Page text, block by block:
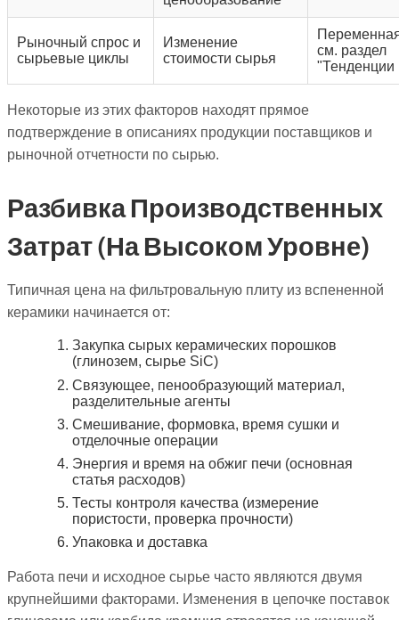
Рыночный спрос и
сырьевые циклы
Изменение
стоимости сырья
см. раздел
"Тенденции
Некоторые из этих факторов находят прямое
подтверждение в описаниях продукции поставщиков и
рыночной отчетности по сырью.
Разбивка Производственных
Затрат (на Высоком Уровне)
Типичная цена на фильтровальную плиту из вспененной
керамики начинается от:
Закупка сырых керамических порошков
(глинозем, сырье SiC)
Связующее, пенообразующий материал,
разделительные агенты
Смешивание, формовка, время сушки и
отделочные операции
Энергия и время на обжиг печи (основная
статья расходов)
Тесты контроля качества (измерение
пористости, проверка прочности)
Упаковка и доставка
Работа печи и исходное сырье часто являются двумя
крупнейшими факторами. Изменения в цепочке поставок